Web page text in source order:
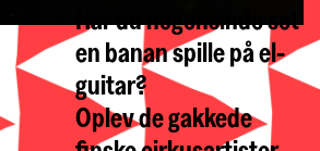
Har du nogensinde set
en banan spille på el-
guitar?
Oplev de gakkede